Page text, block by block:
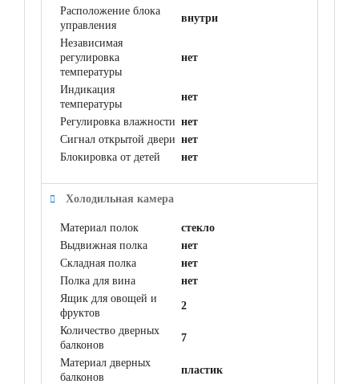
Расположение блока
управления
внутри
Независимая
регулировка
температуры
нет
Индикация
температуры
нет
Регулировка влажности нет
Сигнал открытой двери нет
Блокировка от детей
нет
Холодильная камера
Материал полок
стекло
Выдвижная полка
нет
Складная полка
нет
Полка для вина
нет
Ящик для овощей и
фруктов
2
Количество дверных
балконов
7
Материал дверных
балконов
пластик